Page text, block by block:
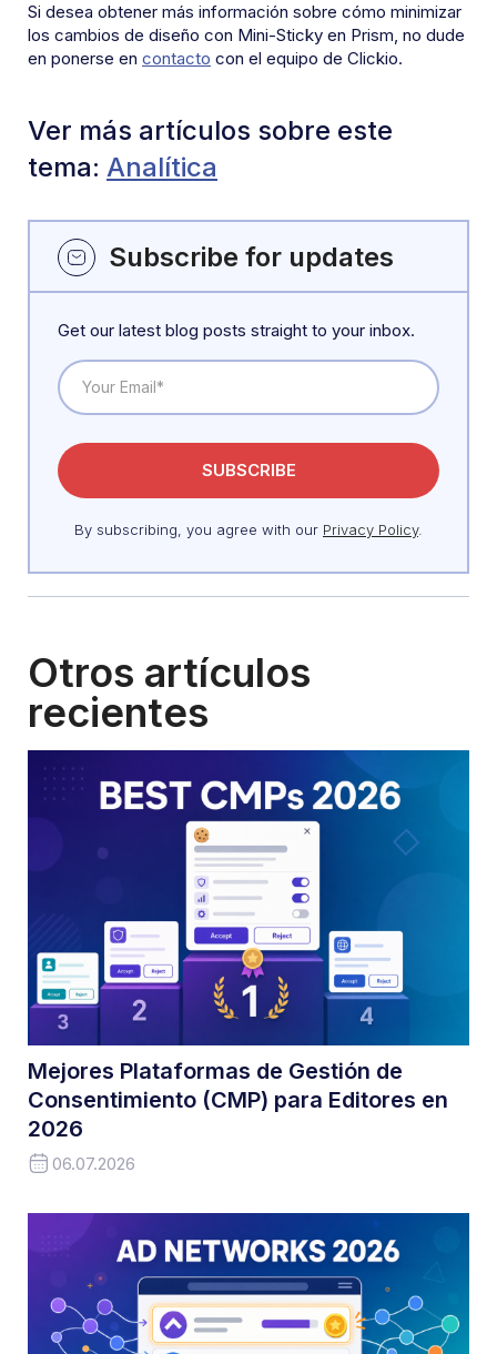
Si desea obtener más información sobre cómo minimizar
los cambios de diseño con Mini-Sticky en Prism, no dude
en ponerse en contacto con el equipo de Clickio.
Ver más artículos sobre este
tema: Analítica
Subscribe for updates
Get our latest blog posts straight to your inbox.
By subscribing, you agree with our Privacy Policy.
Otros artículos
recientes
Mejores Plataformas de Gestión de
Consentimiento (CMP) para Editores en
2026
06.07.2026